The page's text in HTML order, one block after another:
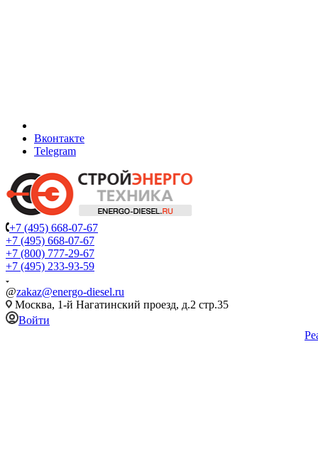
Вконтакте
Telegram
+7 (495) 668-07-67
+7 (495) 668-07-67
+7 (800) 777-29-67
+7 (495) 233-93-59
@zakaz@energo-diesel.ru
Москва, 1-й Нагатинский проезд, д.2 стр.35
Войти